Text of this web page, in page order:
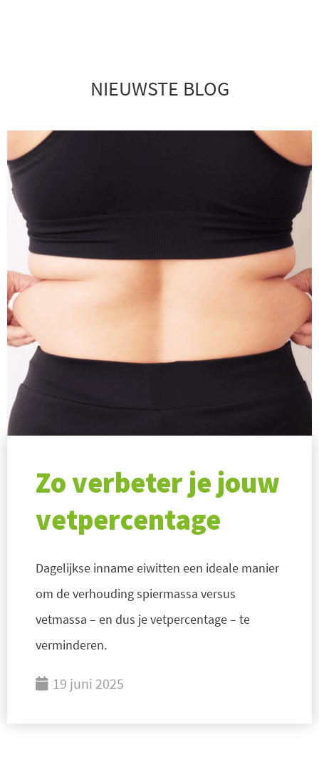
NIEUWSTE BLOG
Zo verbeter je jouw
vetpercentage
Dagelijkse inname eiwitten een ideale manier
om de verhouding spiermassa versus
vetmassa – en dus je vetpercentage – te
verminderen.
19 juni 2025